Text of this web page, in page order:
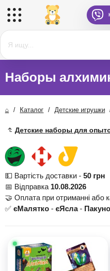
Наборы
⌂ / Каталог / Детские игрушки
Детские наборы для
💵 Вартість доставки - 50 грн
📅 Відправка 10.08.2026
🤝 Оплата при отриманні або
✅ єМалятко - єЯсла-